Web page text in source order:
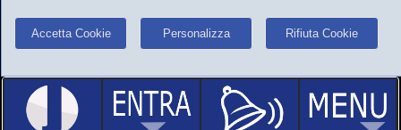
Accetta Cookie Personalizza Rifiuta Cookie